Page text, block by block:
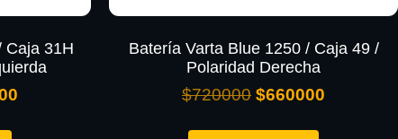
Caja 31H
Batería Varta Blue 1250 / Caja 49 /
Polaridad Derecha
$720000 $660000